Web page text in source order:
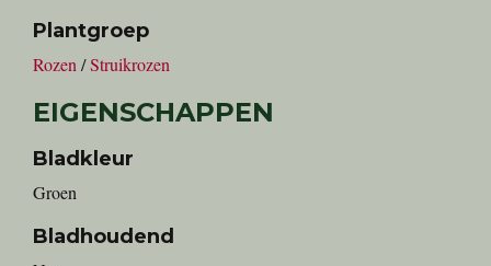
Plantgroep
Rozen /Struikrozen
EIGENSCHAPPEN
Bladkleur
Groen
Bladhoudend